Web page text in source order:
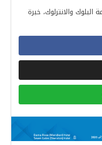
والانترلوك، خبرة